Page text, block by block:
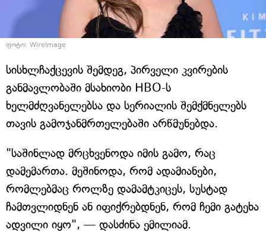
ფოტო: WireImage
სისხლჩაქცევის შემდეგ, პირველი კვირების
განმავლობაში მსახიობი HBO-ს
ხელმძღვანელებსა და სერიალის შემქმნელებს
თავის გამოჯანმრთელებაში არწმუნებდა.
"საშინლად მრცხვენოდა იმის გამო, რაც
დამემართა. მეშინოდა, რომ ადამიანები,
რომლებმაც როლზე დამამტკიცეს, სუსტად
ჩამთვლიდნენ ან იფიქრებდნენ, რომ ჩემი გატეხა
ადვილი იყო", — დასძინა ემილიამ.